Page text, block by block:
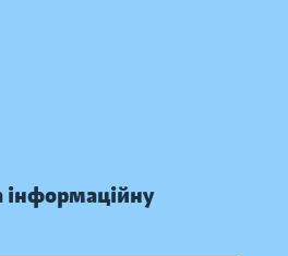
інформаційну